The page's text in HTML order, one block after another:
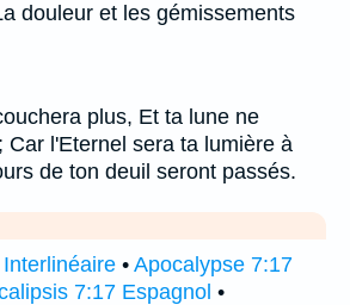
douleur et les gémissements
plus, Et ta lune ne
Car l'Eternel sera ta lumière à
de ton deuil seront passés.
• Apocalypse 7:17
7:17 Espagnol •